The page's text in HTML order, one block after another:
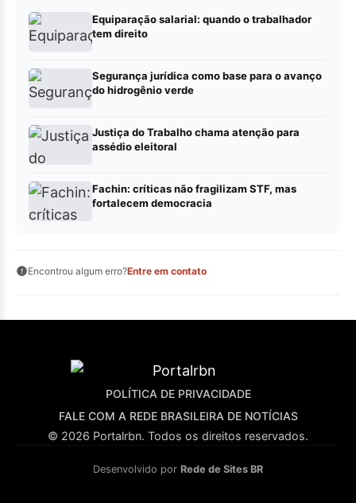
Equiparação salarial: quando o trabalhador
tem direito
Segurança jurídica como base para o avanço
do hidrogênio verde
Justiça do Trabalho chama atenção para
assédio eleitoral
Fachin: críticas não fragilizam STF, mas
fortalecem democracia
Encontrou algum erro?Entre em contato
POLÍTICA DE PRIVACIDADE
FALE COM A REDE BRASILEIRA DE NOTÍCIAS
© 2026 Portalrbn. Todos os direitos reservados.
Desenvolvido por Rede de Sites BR